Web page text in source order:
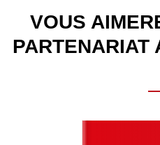
VOUS
PARTENARIAT